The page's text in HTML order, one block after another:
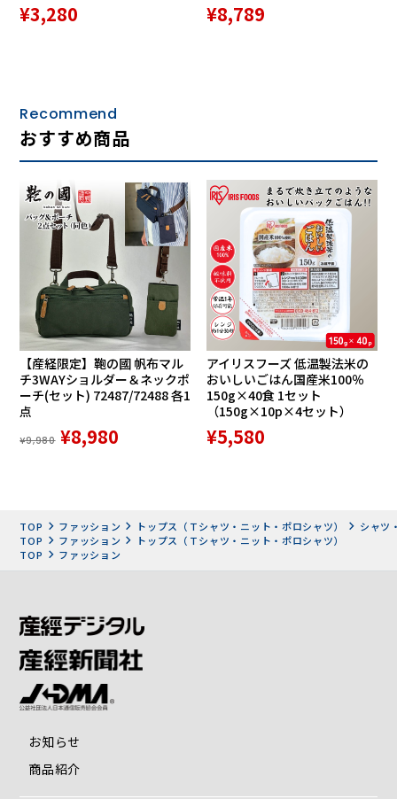
¥3,280 ¥8,789
Recommend
おすすめ商品
【産経限定】鞄の國 帆布マル
チ3WAYショルダー＆ネックポ
ーチ(セット) 72487/72488 各1
点
¥9,980 ¥8,980
アイリスフーズ 低温製法米の
おいしいごはん国産米100％
150g×40食 1セット
（150g×10p×4セット）
¥5,580
TOP ファッション トップス（Ｔシャツ・ニット・ポロシャツ）
シャツ
TOP
ファッション
トップス（Ｔシャツ・ニット・ポロシャツ）
TOP
ファッション
お知らせ
商品紹介